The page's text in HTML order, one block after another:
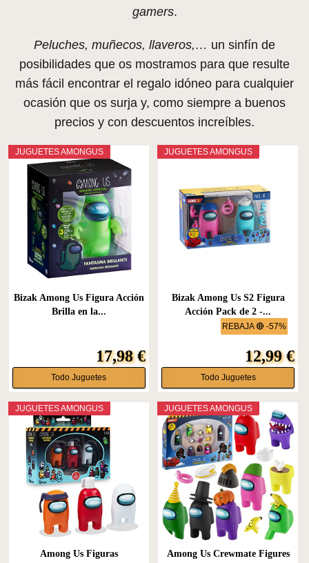
gamers.
Peluches, muñecos, llaveros,… un sinfín de
posibilidades que os mostramos para que resulte
más fácil encontrar el regalo idóneo para cualquier
ocasión que os surja y, como siempre a buenos
precios y con descuentos increíbles.
JUGUETES AMONGUS
Bizak Among Us Figura Acción
Brilla en la...
17,98 €
Todo Juguetes
REBAJA 🔴 -57%
JUGUETES AMONGUS
Bizak Among Us S2 Figura
Acción Pack de 2 -...
12,99 €
Todo Juguetes
JUGUETES AMONGUS
Among Us Figuras
JUGUETES AMONGUS
Among Us Crewmate Figures